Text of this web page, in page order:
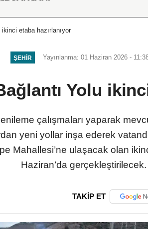
etaba hazırlanıyor
ŞEHIR Yayınlanma: 01 Haziran 2026 -
Yolu
çalışmaları yaparak
yeni yollar inşa ederek
Mahallesi’ne ulaşacak olan
Haziran’da gerçekleştirilecek.
TAKİP ET